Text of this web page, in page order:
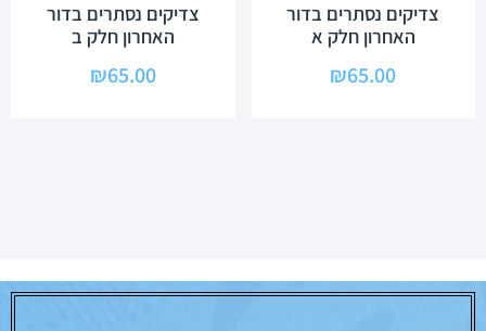
צדיקים נסתרים בדור
האחרון חלק א
₪65.00
צדיקים נסתרים בדור
האחרון חלק ב
₪65.00